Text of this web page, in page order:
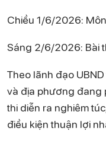
Chiều 1/6/2026:
Sáng 2/6/2026: Bài
Theo lãnh đạo
và địa phương đang
thi diễn ra nghiêm
điều kiện thuận lợi